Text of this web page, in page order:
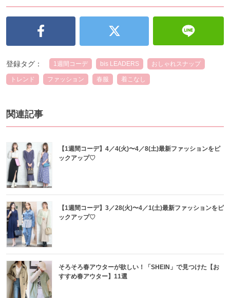
登録タグ： 1週間コーデ bis LEADERS おしゃれスナップ
トレンド ファッション 春服 着こなし
関連記事
【1週間コーデ】4／4(火)〜4／8(土)最新ファッションをピ
ックアップ♡
【1週間コーデ】3／28(火)〜4／1(土)最新ファッションをピ
ックアップ♡
そろそろ春アウターが欲しい！「SHEIN」で見つけた【お
すすめ春アウター】11選